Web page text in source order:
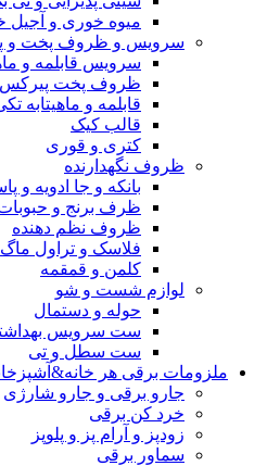
میوه خوری و آجیل
سرویس و ظروف پخت و
سرویس قابلمه و
ظروف پخت پیرکس
قابلمه و ماهیتابه
قالب کیک
کتری و قوری
ظروف نگهدارنده
بانکه و جا ادویه و
ظرف برنج و
ظروف نظم دهنده
فلاسک و تراول ماگ
کلمن و قمقمه
لوازم شست و شو
حوله و دستمال
ست سرویس
ست سطل و تی
ملزومات برقی هر
جارو برقی و جارو شارژی
خرد کن برقی
زودپز و آرام پز و پلوپز
سماور برقی